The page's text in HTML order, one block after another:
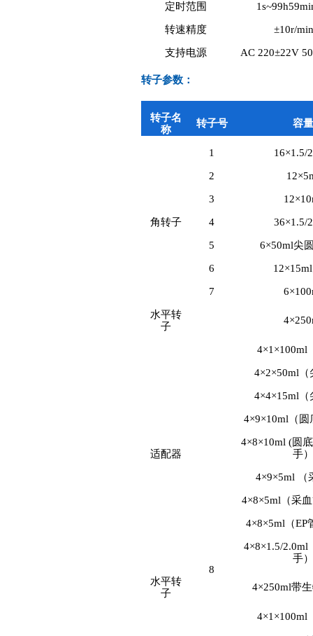
定时范围
转速精度 ±10r/min
支持电源 AC 220±22V
转子参数：
转子名
称
转子号 容量
角转子
1 16×1.5/
2
3
4 36×1.5/
5 6×50ml尖
6
7
水平转
子
8
适配器
4×1×100ml
4×2×50ml（
4×4×15ml（
4×9×10ml（圆
4×8×10ml (圆
手）
4×9×5ml （
4×8×5ml（采
4×8×5ml（EP
4×8×1.5/2.0ml
手）
水平转
子
4×250ml带
4×1×100ml